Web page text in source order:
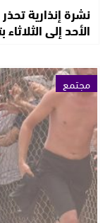
الأحد إلى
مجتمع